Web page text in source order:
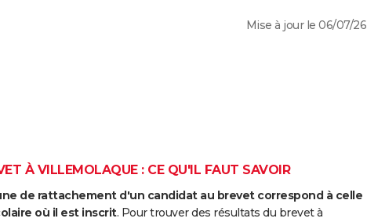
Mise à jour le 06/07/26
À VILLEMOLAQUE : CE QU'IL FAUT SAVOIR
de rattachement d'un candidat au brevet correspond à celle
où il est inscrit. Pour trouver des résultats du brevet à